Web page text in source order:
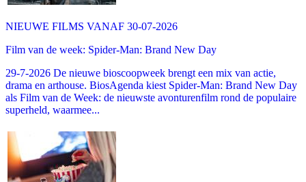
NIEUWE FILMS VANAF 30-07-2026
Film van de week: Spider-Man: Brand New Day
29-7-2026 De nieuwe bioscoopweek brengt een mix van actie,
drama en arthouse. BiosAgenda kiest Spider-Man: Brand New Day
als Film van de Week: de nieuwste avonturenfilm rond de populaire
superheld, waarmee...